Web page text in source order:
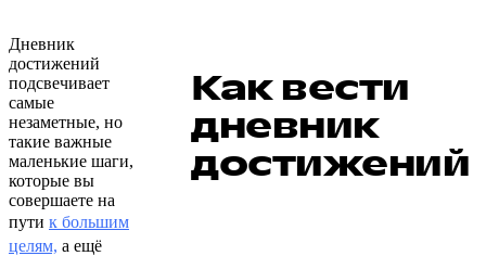
Дневник
достижений
подсвечивает
самые
незаметные, но
такие важные
маленькие шаги,
которые вы
совершаете на
пути к большим
целям, а ещё
Как вести
дневник
достижений